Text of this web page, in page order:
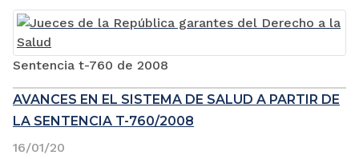
Sentencia t-760 de 2008
AVANCES EN EL SISTEMA DE SALUD A PARTIR DE
LA SENTENCIA T-760/2008
16/01/20